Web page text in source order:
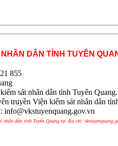
DÂN TỈNH TUYÊN
855
sát nhân dân tỉnh Tuyên Quang.
truyền Viện kiểm sát nhân dân
dân tỉnh Tuyên Quang tại địa chỉ: